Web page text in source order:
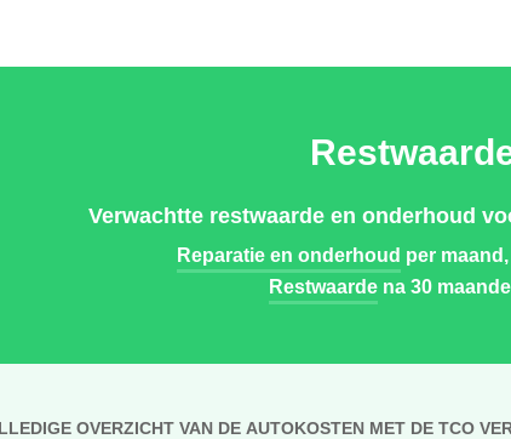
Verwachtte restwaarde en onderhoud
Reparatie en onderhoud per
Restwaardena 30
OVERZICHT VAN DE AUTOKOSTEN MET DE TCO